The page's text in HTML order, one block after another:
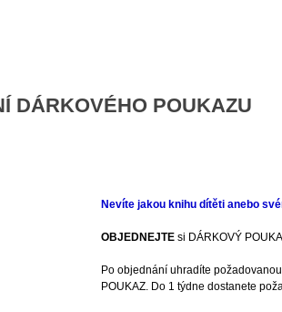
DÁRKOVÉHO POUKAZU
Nevíte jakou knihu dítěti anebo
OBJEDNEJTEsi DÁRKOVÝ
Po objednání uhradíte
POUKAZ. Do 1 týdne dostanete